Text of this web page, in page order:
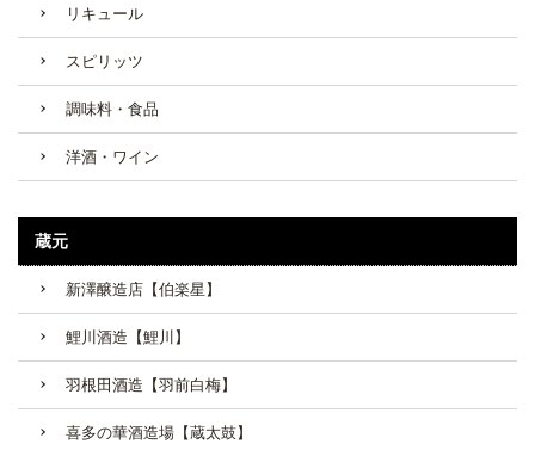
リキュール
スピリッツ
調味料・食品
洋酒・ワイン
蔵元
新澤醸造店【伯楽星】
鯉川酒造【鯉川】
羽根田酒造【羽前白梅】
喜多の華酒造場【蔵太鼓】